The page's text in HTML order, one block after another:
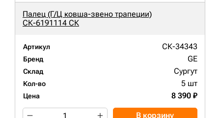
Палец (Г/Ц ковша-звено трапеции)
СК-6191114 СК
Артикул СК-34343
Бренд GE
Склад Сургут
Кол-во 5 шт
Цена 8 390 ₽
В корзину